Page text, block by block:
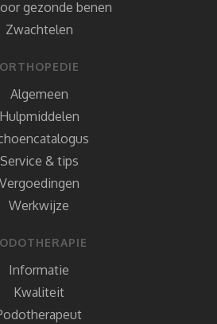
gezonde benen
Zwachtelen
ORTHOPEDIE
Algemeen
Hulpmiddelen
Service & tips
Vergoedingen
Werkwijze
Informatie
Kwaliteit